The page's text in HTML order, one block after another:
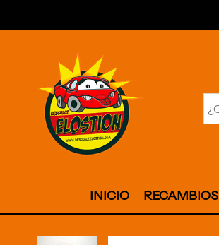
INICIO RECAMBIOS